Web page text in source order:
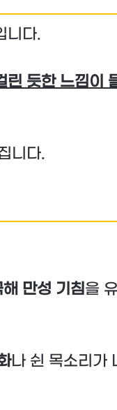
니다.
린 듯한 느낌이
니다.
만성 기침을
나 쉰 목소리가